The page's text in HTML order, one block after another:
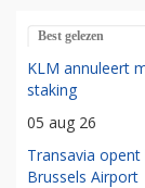
Best gelezen
KLM annuleert
staking
05 aug 26
Transavia
Brussels Airport